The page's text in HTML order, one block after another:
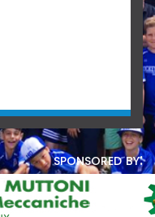
sponsored by: